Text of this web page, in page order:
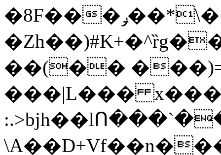
�8F���ݛ��*\��U��S
��(��
���|L���